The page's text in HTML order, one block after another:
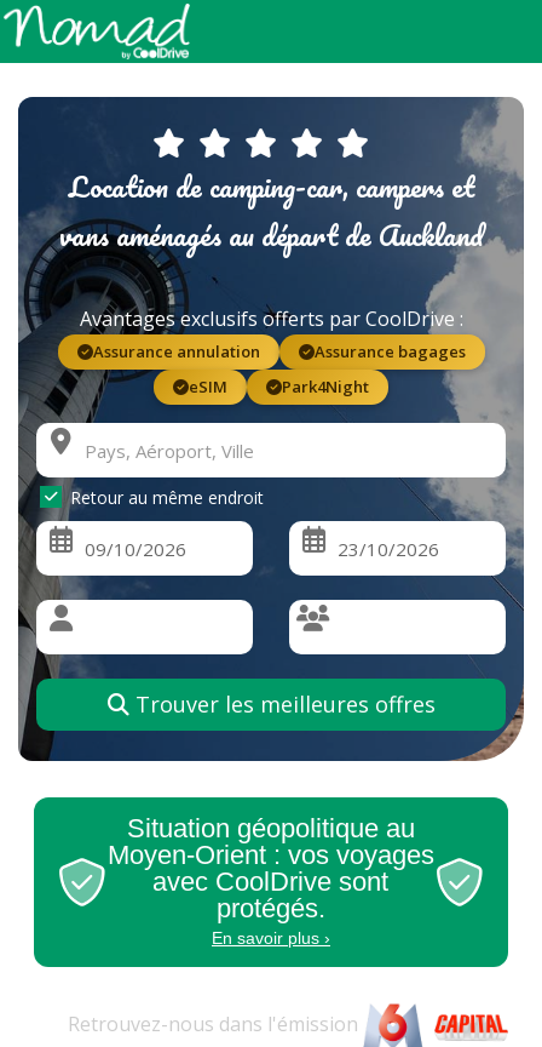
Location de camping-car, campers et
vans aménagés au départ de Auckland
Avantages exclusifs offerts par CoolDrive :
Assurance annulation
Assurance bagages
eSIM
Park4Night
Retour au même endroit
Trouver les meilleures offres
Situation géopolitique au
Moyen-Orient : vos voyages
avec CoolDrive sont
protégés.
En savoir plus ›
Retrouvez-nous dans l'émission